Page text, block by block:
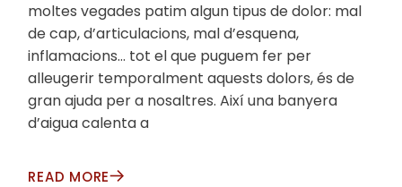
moltes vegades patim algun tipus de dolor: mal
de cap, d’articulacions, mal d’esquena,
inflamacions… tot el que puguem fer per
alleugerir temporalment aquests dolors, és de
gran ajuda per a nosaltres. Així una banyera
d’aigua calenta a
READ MORE